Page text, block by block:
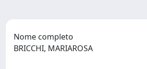
Nome completo
BRICCHI, MARIAROSA